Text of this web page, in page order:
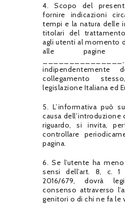
4. Scopo del
fornire indicazioni
tempi e la natura delle
titolari del
agli utenti al momento
alle
_______________,
collegamento
legislazione Italiana ed
5. L’informativa può
causa dell’introduzione
riguardo, si invita,
controllare
pagina.
6. Se l’utente ha
sensi dell’art. 8, c. 1
2016/679, dovrà
consenso attraverso
genitori o di chi ne fa le